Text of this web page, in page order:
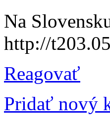
Na
http://
Reagovať
Pridať nový